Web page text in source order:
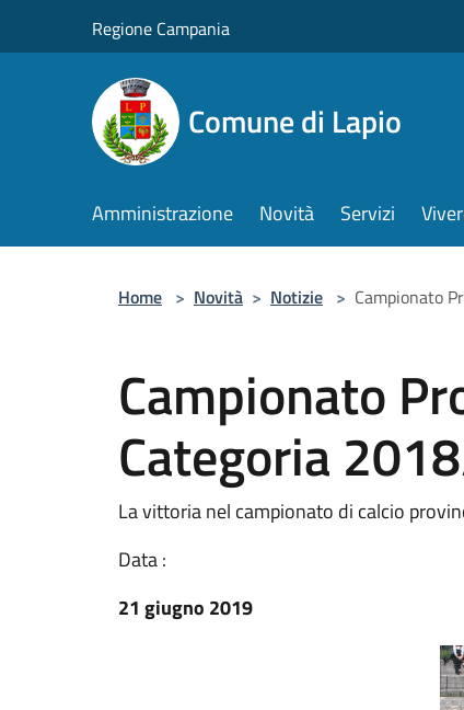
Regione Campania
Comune di Lapio
Amministrazione Novità Servizi
Home > Novità > Notizie > Campionato
Campionato
Categoria
La vittoria nel campionato di calcio
Data :
21 giugno 2019